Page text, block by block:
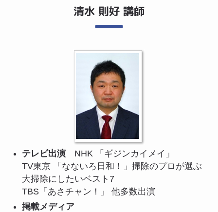
清水 則好 講師
テレビ出演NHK 「ギジンカイメイ」
TV東京 「なないろ日和！」掃除のプロが選ぶ
大掃除にしたいベスト7
TBS「あさチャン！」 他多数出演
掲載メディア